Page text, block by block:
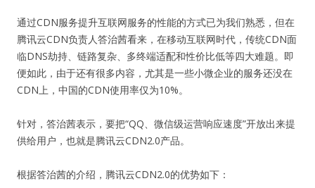
通过CDN服务提升互联网服务的性能的方式已为我们熟悉，但在
腾讯云CDN负责人答治茜看来，在移动互联网时代，传统CDN面
临DNS劫持、链路复杂、多终端适配和性价比低等四大难题。即
便如此，由于还有很多内容，尤其是一些小微企业的服务还没在
CDN上，中国的CDN使用率仅为10%。
针对，答治茜表示，要把“QQ、微信级运营响应速度”开放出来提
供给用户，也就是腾讯云CDN2.0产品。
根据答治茜的介绍，腾讯云CDN2.0的优势如下：